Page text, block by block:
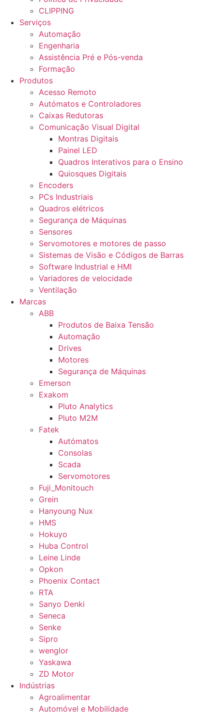
CLIPPING
Serviços
Automação
Engenharia
Assistência Pré e Pós-venda
Formação
Produtos
Acesso Remoto
Autómatos e Controladores
Caixas Redutoras
Comunicação Visual Digital
Montras Digitais
Painel LED
Quadros Interativos para o Ensino
Quiosques Digitais
Encoders
PCs Industriais
Quadros elétricos
Segurança de Máquinas
Sensores
Servomotores e motores de passo
Sistemas de Visão e Códigos de Barras
Software Industrial e HMI
Variadores de velocidade
Ventilação
Marcas
ABB
Produtos de Baixa Tensão
Automação
Drives
Motores
Segurança de Máquinas
Emerson
Exakom
Pluto Analytics
Pluto M2M
Fatek
Autómatos
Consolas
Scada
Servomotores
Fuji_Monitouch
Grein
Hanyoung Nux
HMS
Hokuyo
Huba Control
Leine Linde
Opkon
Phoenix Contact
RTA
Sanyo Denki
Seneca
Senke
Sipro
wenglor
Yaskawa
ZD Motor
Indústrias
Agroalimentar
Automóvel e Mobilidade